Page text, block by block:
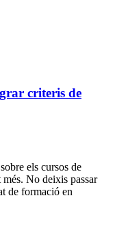
criteris de
els cursos de
No deixis passar
de formació en